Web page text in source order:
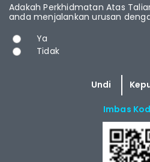
Adakah Perkhidmatan Atas
anda menjalankan urusan
Pilihan
Ya
Tidak
Imbas